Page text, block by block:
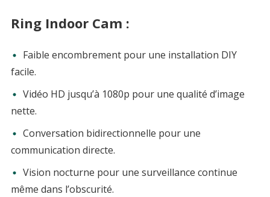
Ring Indoor Cam :
Faible encombrement pour une installation DIY
facile.
Vidéo HD jusqu’à 1080p pour une qualité d’image
nette.
Conversation bidirectionnelle pour une
communication directe.
Vision nocturne pour une surveillance continue
même dans l’obscurité.